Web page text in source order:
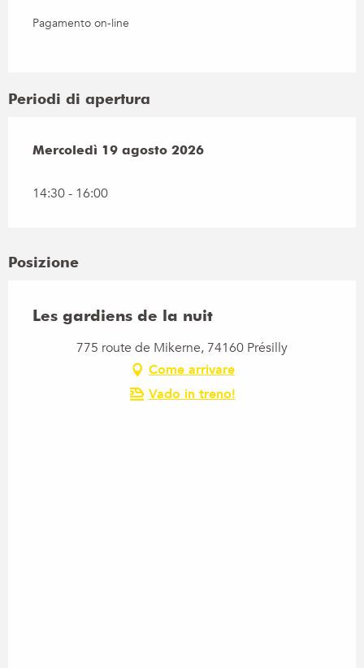
Pagamento on-line
Periodi di apertura
Mercoledì 19 agosto 2026
Mercoledì 19 agosto 2026
14:30 - 16:00
Posizione
Les gardiens de la nuit
775 route de Mikerne, 74160 Présilly
Come arrivare
Vado in treno!